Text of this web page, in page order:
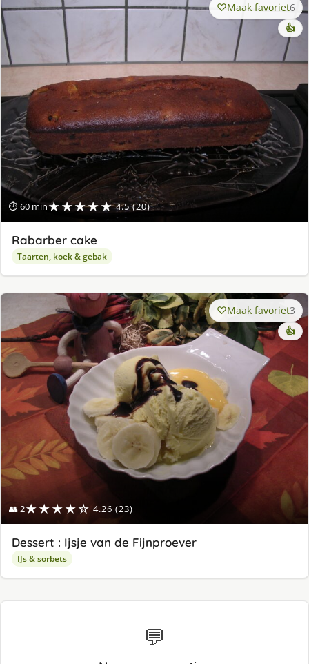
⏱ 60 min★★★★★ 4.5 (20)
Maak favoriet6
👍
Rabarber cake
Taarten, koek & gebak
👥 2★★★★☆ 4.26 (23)
Maak favoriet3
👍
Dessert : Ijsje van de Fijnproever
IJs & sorbets
💬